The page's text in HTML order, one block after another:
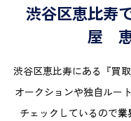
渋谷区恵比寿
屋 恵
渋谷区恵比寿にある『買
オークションや独自ルー
チェックしているので業